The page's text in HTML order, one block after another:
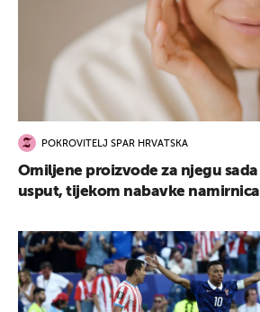
POKROVITELJ SPAR HRVATSKA
Omiljene proizvode za njegu
usput, tijekom nabavke